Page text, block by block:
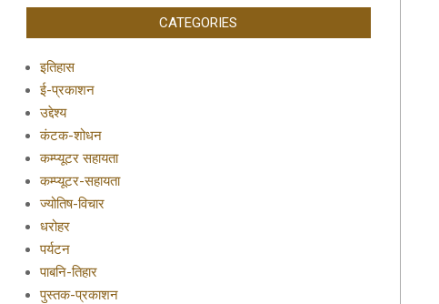
CATEGORIES
इतिहास
ई-प्रकाशन
उद्देश्य
कंटक-शोधन
कम्प्यूटर सहायता
कम्प्यूटर-सहायता
ज्योतिष-विचार
धरोहर
पर्यटन
पाबनि-तिहार
पुस्तक-प्रकाशन